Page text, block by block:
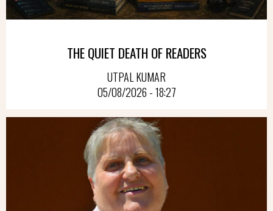
THE QUIET DEATH OF READERS
UTPAL KUMAR
05/08/2026 - 18:27